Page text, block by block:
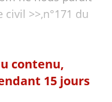
civil >>,n°171 du
contenu,
15 jours